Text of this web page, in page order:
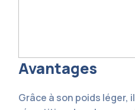
Avantages
Grâce à son poids léger,